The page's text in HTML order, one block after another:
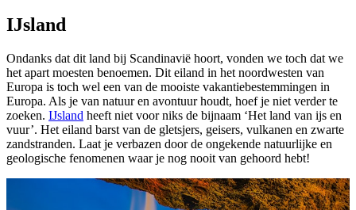
IJsland
Ondanks dat dit land bij Scandinavië hoort, vonden we toch dat we
het apart moesten benoemen. Dit eiland in het noordwesten van
Europa is toch wel een van de mooiste vakantiebestemmingen in
Europa. Als je van natuur en avontuur houdt, hoef je niet verder te
zoeken. IJsland heeft niet voor niks de bijnaam ‘Het land van ijs en
vuur’. Het eiland barst van de gletsjers, geisers, vulkanen en zwarte
zandstranden. Laat je verbazen door de ongekende natuurlijke en
geologische fenomenen waar je nog nooit van gehoord hebt!